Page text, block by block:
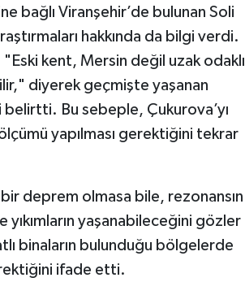
bağlı Viranşehir’de bulunan Soli
hakkında da bilgi verdi.
"Eski kent, Mersin değil uzak odaklı
diyerek geçmişte yaşanan
belirtti. Bu sebeple, Çukurova’yı
yapılması gerektiğini tekrar
bir deprem olmasa bile, rezonansın
yaşanabileceğini gözler
binaların bulunduğu bölgelerde
ifade etti.